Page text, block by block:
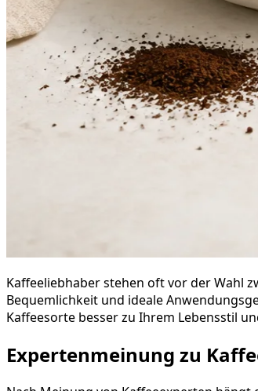
Kaffeeliebhaber stehen oft vor der Wahl
Bequemlichkeit und ideale
Kaffeesorte besser zu Ihrem Lebensstil
Expertenmeinung zu